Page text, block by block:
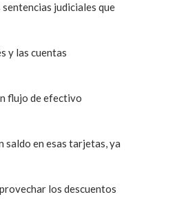
judiciales que
y las cuentas
flujo de efectivo
saldo en esas tarjetas, ya
los descuentos